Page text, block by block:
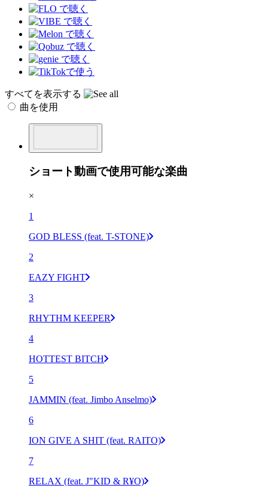
すべてを表示する
曲を使用
ショート動画で使用可能な楽曲
×
1
GOD BLESS (feat. T-STONE)
2
EAZY FIGHT
3
RHYTHM KEEPER
4
HOTTEST BITCH
5
JAMMIN (feat. Jimbo Anselmo)
6
ION GIVE A SHIT (feat. RAITO)
7
RELAX (feat. J"KID & R¥O)